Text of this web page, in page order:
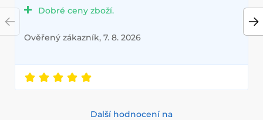
Dobré ceny zboží.
Ověřený zákazník, 7. 8. 2026
Další hodnocení na